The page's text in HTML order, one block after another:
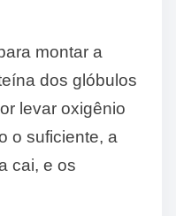
montar a
dos glóbulos
levar oxigênio
o suficiente, a
cai, e os